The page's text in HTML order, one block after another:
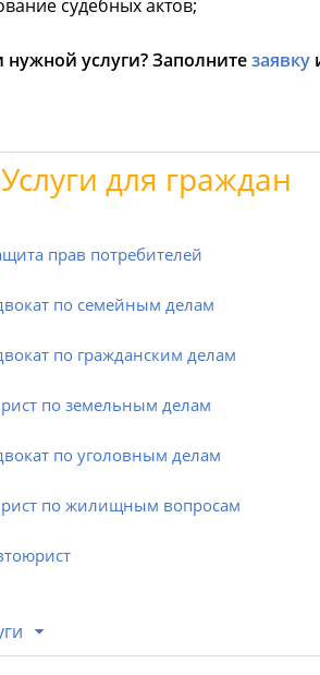
судебных актов;
услуги? Заполнитезаявку
Услуги для граждан
прав потребителей
по семейным делам
по гражданским делам
по земельным делам
по уголовным делам
по жилищным вопросам